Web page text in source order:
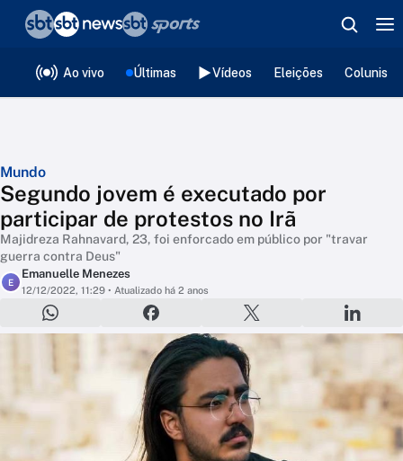
Ao vivo Últimas Vídeos Eleições
Mundo
Segundo jovem é executado por
participar de protestos no Irã
Majidreza Rahnavard, 23, foi enforcado em público por "travar
guerra contra Deus"
E
Emanuelle Menezes
12/12/2022, 11:29 • Atualizado há 2 anos
❮voltar
Editorias